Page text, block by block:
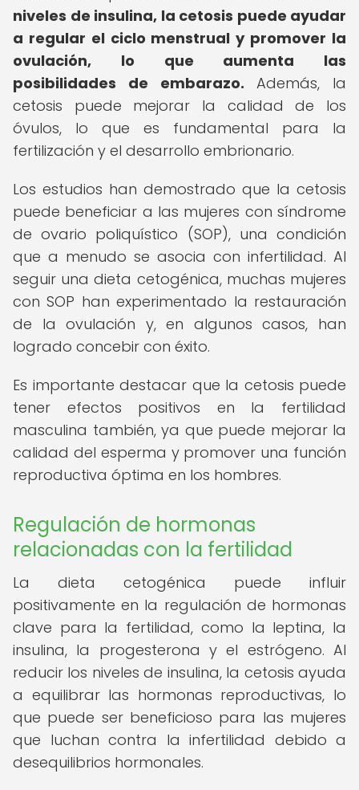
niveles de insulina, la cetosis puede ayudar
a regular el ciclo menstrual y promover la
ovulación, lo que aumenta las
posibilidades de embarazo. Además, la
cetosis puede mejorar la calidad de los
óvulos, lo que es fundamental para la
fertilización y el desarrollo embrionario.
Los estudios han demostrado que la cetosis
puede beneficiar a las mujeres con síndrome
de ovario poliquístico (SOP), una condición
que a menudo se asocia con infertilidad. Al
seguir una dieta cetogénica, muchas mujeres
con SOP han experimentado la restauración
de la ovulación y, en algunos casos, han
logrado concebir con éxito.
Es importante destacar que la cetosis puede
tener efectos positivos en la fertilidad
masculina también, ya que puede mejorar la
calidad del esperma y promover una función
reproductiva óptima en los hombres.
Regulación de hormonas
relacionadas con la fertilidad
La dieta cetogénica puede influir
positivamente en la regulación de hormonas
clave para la fertilidad, como la leptina, la
insulina, la progesterona y el estrógeno. Al
reducir los niveles de insulina, la cetosis ayuda
a equilibrar las hormonas reproductivas, lo
que puede ser beneficioso para las mujeres
que luchan contra la infertilidad debido a
desequilibrios hormonales.